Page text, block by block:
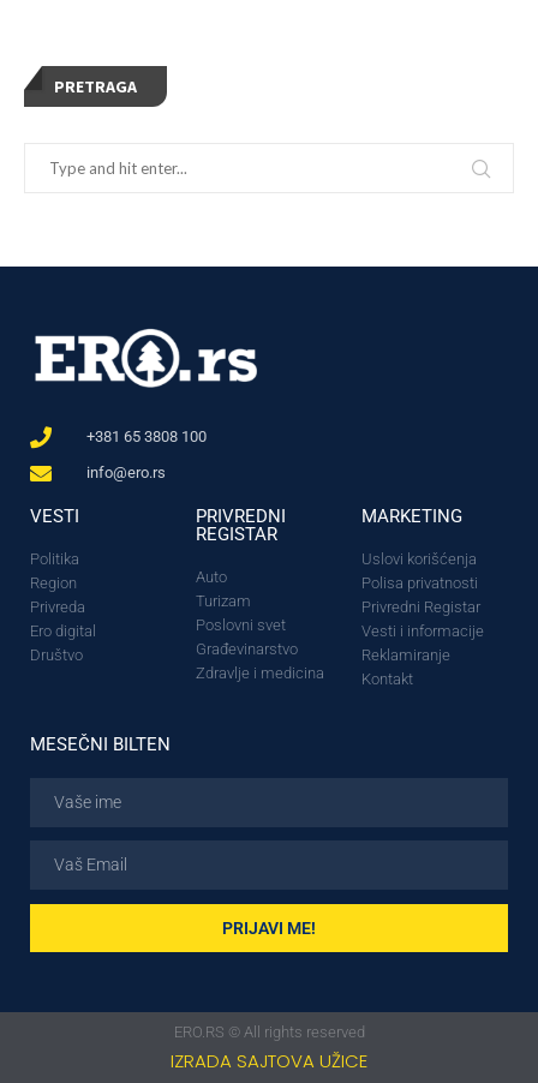
PRETRAGA
+381 65 3808 100
info@ero.rs
VESTI
Politika
Region
Privreda
Ero digital
Društvo
PRIVREDNI
REGISTAR
Auto
Turizam
Poslovni svet
Građevinarstvo
Zdravlje i medicina
MARKETING
Uslovi korišćenja
Polisa privatnosti
Privredni Registar
Vesti i informacije
Reklamiranje
Kontakt
MESEČNI BILTEN
PRIJAVI ME!
ERO.RS © All rights reserved
IZRADA SAJTOVA UŽICE